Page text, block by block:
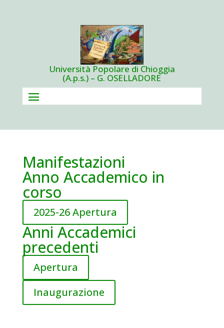
Università Popolare di Chioggia
(A.p.s.) – G. OSELLADORE
Manifestazioni
Anno Accademico in
corso
2025-26 Apertura
Anni Accademici
precedenti
Apertura
Inaugurazione